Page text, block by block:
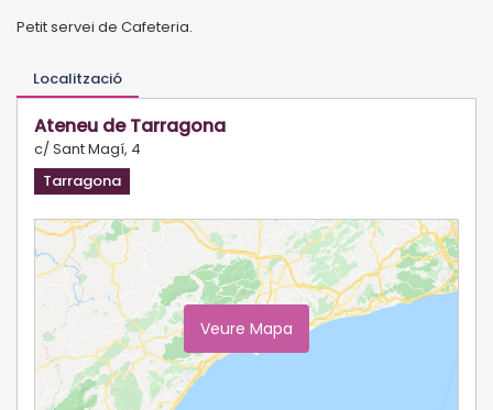
Petit servei de Cafeteria.
Localització
Ateneu de Tarragona
c/ Sant Magí, 4
Tarragona
Veure Mapa